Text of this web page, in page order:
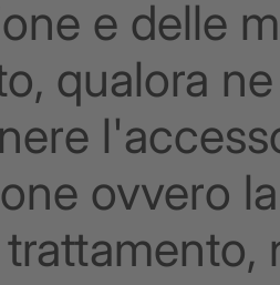
e delle
qualora
ovvero